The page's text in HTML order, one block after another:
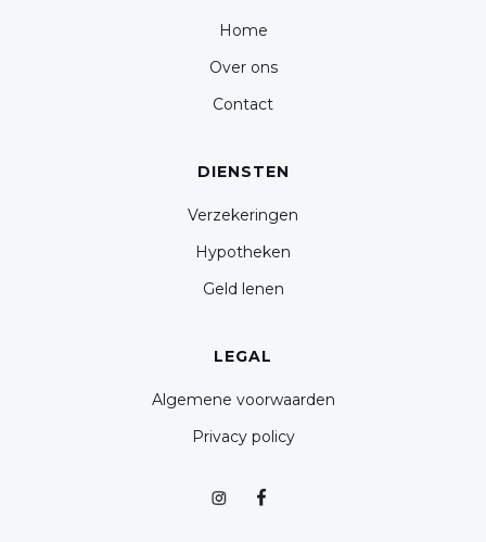
Home
Over ons
Contact
DIENSTEN
Verzekeringen
Hypotheken
Geld lenen
LEGAL
Algemene voorwaarden
Privacy policy